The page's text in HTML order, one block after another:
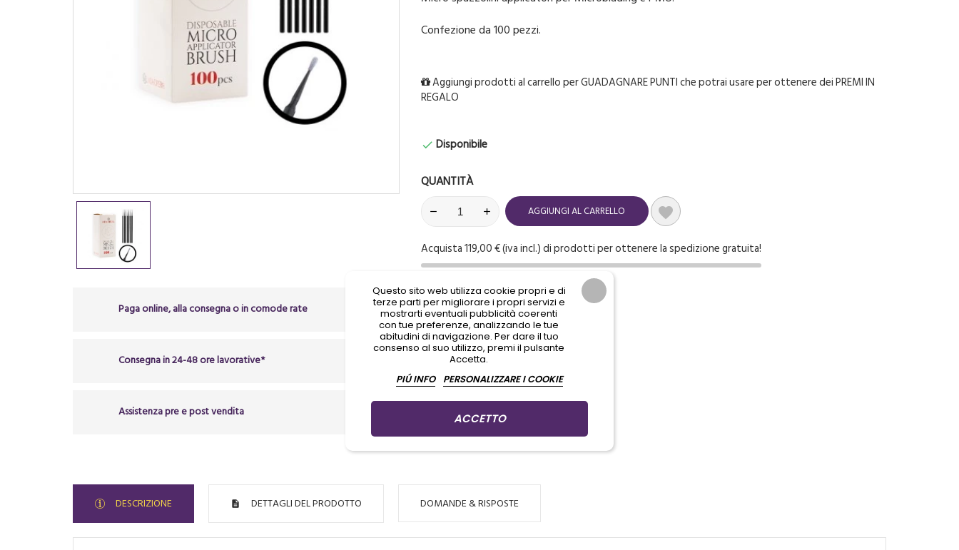
Paga online, alla consegna o in comode rate
Consegna in 24-48 ore lavorative*
Assistenza pre e post vendita
Confezione da 100 pezzi.
Aggiungi prodotti al carrello per GUADAGNARE PUNTI che potrai usare per ottenere dei PREMI IN
REGALO
 Disponibile
QUANTITÀ
AGGIUNGI AL CARRELLO 
Acquista 119,00 € (iva incl.) di prodotti per ottenere la spedizione gratuita!
DESCRIZIONE DETTAGLI DEL PRODOTTO DOMANDE & RISPOSTE
Questo sito web utilizza cookie propri e di
terze parti per migliorare i propri servizi e
mostrarti eventuali pubblicità coerenti
con tue preferenze, analizzando le tue
abitudini di navigazione. Per dare il tuo
consenso al suo utilizzo, premi il pulsante
Accetta.
PIÚ INFO
PERSONALIZZARE I COOKIE
ACCETTO